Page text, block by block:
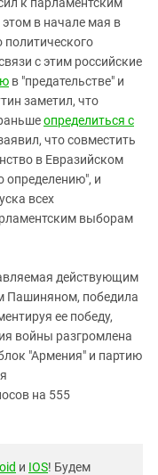
в начале мая в
с этим российские
в "предательстве" и
заметил, что
определиться с
что совместить
в Евразийском
определению", и
всех
выборам
действующим
Пашиняном, победила
ее победу,
войны разгромлена
"Армения" и партию
на 555
и IOS! Будем